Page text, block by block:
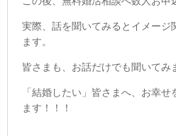
実際、話を聞いてみるとイメージ
ます。
皆さまも、お話だけでも聞いてみ
「結婚したい」皆さまへ、お幸
ます！！！